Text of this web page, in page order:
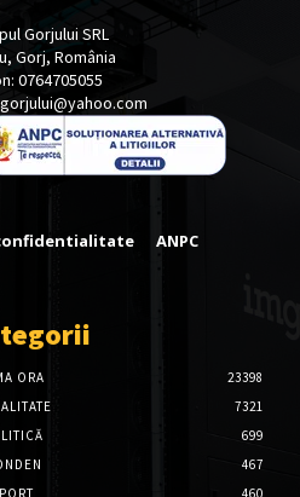
Gorjului SRL
Gorj, România
0764705055
ANPC
ORA
23398
7321
699
467
460